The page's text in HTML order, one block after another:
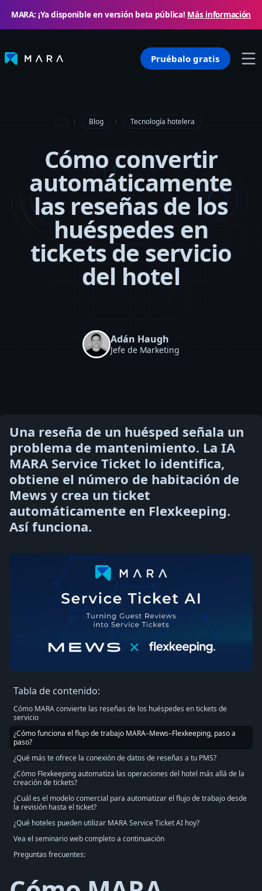
MARA: ¡Ya disponible en versión beta pública! Más información
Pruébalo gratis
Blog Tecnología hotelera
Cómo convertir
automáticamente
las reseñas de los
huéspedes en
tickets de servicio
del hotel
Adán Haugh
Jefe de Marketing
Una reseña de un huésped señala un
problema de mantenimiento. La IA
MARA Service Ticket lo identifica,
obtiene el número de habitación de
Mews y crea un ticket
automáticamente en Flexkeeping.
Así funciona.
Tabla de contenido:
Cómo MARA convierte las reseñas de los huéspedes en tickets de
servicio
¿Cómo funciona el flujo de trabajo MARA–Mews–Flexkeeping, paso a
paso?
¿Qué más te ofrece la conexión de datos de reseñas a tu PMS?
¿Cómo Flexkeeping automatiza las operaciones del hotel más allá de la
creación de tickets?
¿Cuál es el modelo comercial para automatizar el flujo de trabajo desde
la revisión hasta el ticket?
¿Qué hoteles pueden utilizar MARA Service Ticket AI hoy?
Vea el seminario web completo a continuación
Preguntas frecuentes: